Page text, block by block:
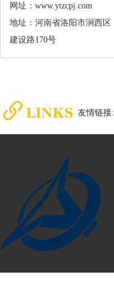
网址：www.ytzcpj.com
地址：河南省洛阳市涧西区
建设路170号
友情链接: